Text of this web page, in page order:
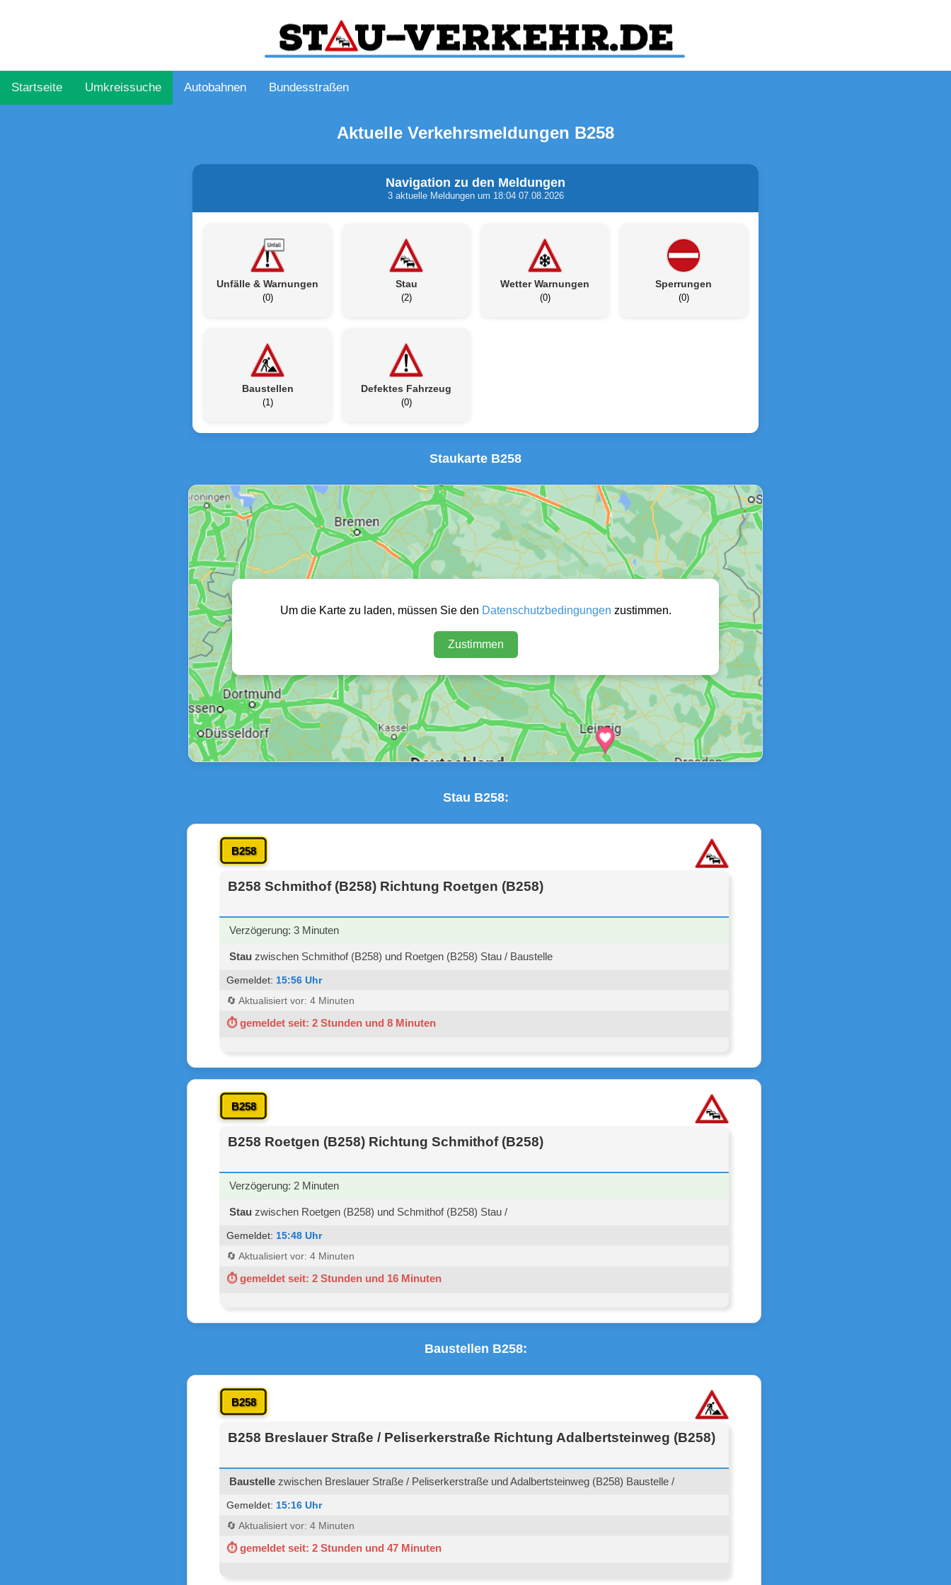
Startseite Umkreissuche Autobahnen Bundesstraßen
Aktuelle Verkehrsmeldungen B258
Navigation zu den Meldungen
3 aktuelle Meldungen um 18:04 07.08.2026
Unfälle & Warnungen
(0)
Stau
(2)
Wetter Warnungen
(0)
Sperrungen
(0)
Baustellen
(1)
Defektes Fahrzeug
(0)
Staukarte B258
Um die Karte zu laden, müssen Sie den Datenschutzbedingungen zustimmen.
Zustimmen
Stau B258:
B258
B258 Schmithof (B258) Richtung Roetgen (B258)
Verzögerung: 3 Minuten
Stau zwischen Schmithof (B258) und Roetgen (B258) Stau / Baustelle
Gemeldet: 15:56 Uhr
🔄 Aktualisiert vor: 4 Minuten
⏱ gemeldet seit: 2 Stunden und 8 Minuten
B258
B258 Roetgen (B258) Richtung Schmithof (B258)
Verzögerung: 2 Minuten
Stau zwischen Roetgen (B258) und Schmithof (B258) Stau /
Gemeldet: 15:48 Uhr
🔄 Aktualisiert vor: 4 Minuten
⏱ gemeldet seit: 2 Stunden und 16 Minuten
Baustellen B258:
B258
B258 Breslauer Straße / Peliserkerstraße Richtung Adalbertsteinweg (B258)
Baustelle zwischen Breslauer Straße / Peliserkerstraße und Adalbertsteinweg (B258) Baustelle /
Gemeldet: 15:16 Uhr
🔄 Aktualisiert vor: 4 Minuten
⏱ gemeldet seit: 2 Stunden und 47 Minuten